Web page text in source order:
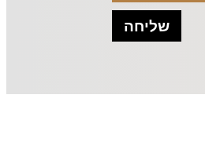
שליחה